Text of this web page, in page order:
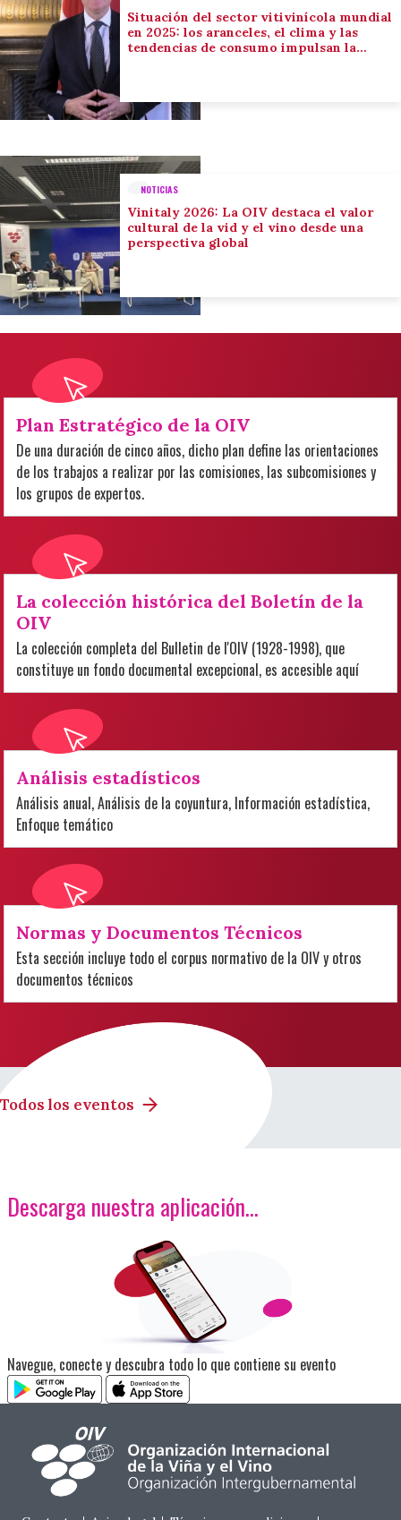
Situación del sector vitivinícola mundial
en 2025: los aranceles, el clima y las
tendencias de consumo impulsan la
NOTICIAS
Vinitaly 2026: La OIV destaca el valor
cultural de la vid y el vino desde una
perspectiva global
Plan Estratégico de la OIV
De una duración de cinco años, dicho plan define las orientaciones
de los trabajos a realizar por las comisiones, las subcomisiones y
los grupos de expertos.
La colección histórica del Boletín de la
OIV
La colección completa del Bulletin de l'OIV (1928-1998), que
constituye un fondo documental excepcional, es accesible aquí
Análisis estadísticos
Análisis anual, Análisis de la coyuntura, Información estadística,
Enfoque temático
Normas y Documentos Técnicos
Esta sección incluye todo el corpus normativo de la OIV y otros
documentos técnicos
Todos los eventos
Descarga nuestra aplicación…
<p>Imagen</p>
Navegue, conecte y descubra todo lo que contiene su evento